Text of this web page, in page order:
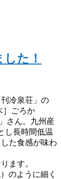
た！
冷泉荘」の
］ごろか
さん。九州産
し長時間低温
た食感が味わ
ます。
のように細く